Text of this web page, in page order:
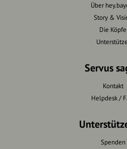
Über
Story &
Die Köpfe
Servus
Kontakt
Helpdesk /
Spenden